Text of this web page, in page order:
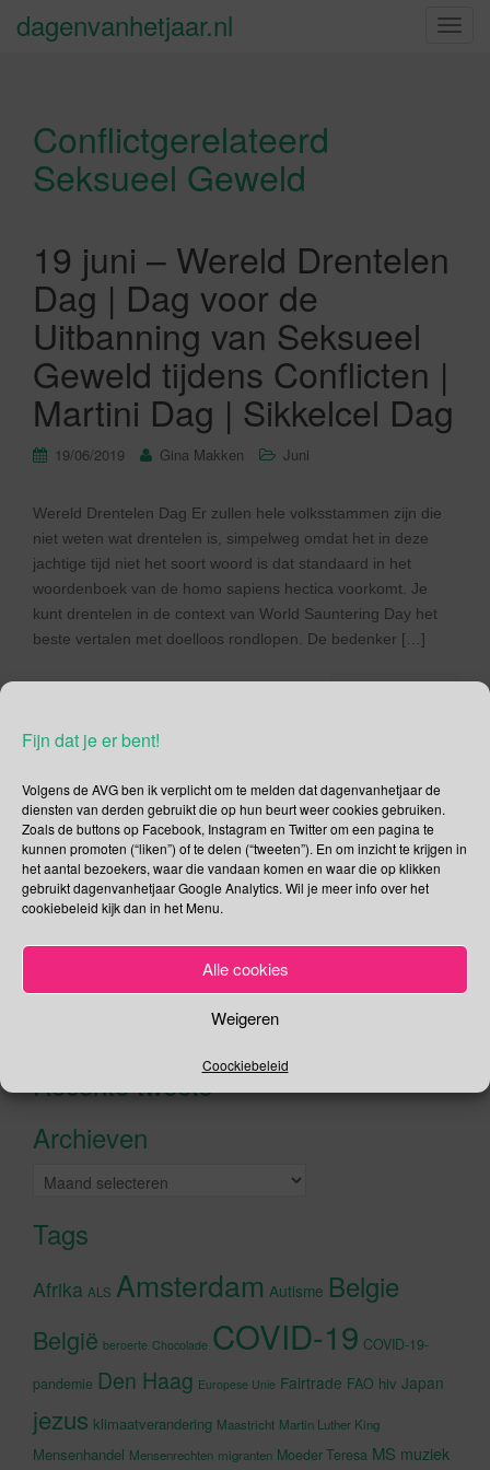
Fijn dat je er bent!
Volgens de AVG ben ik verplicht om te melden dat dagenvanhetjaar de
diensten van derden gebruikt die op hun beurt weer cookies gebruiken.
Zoals de buttons op Facebook, Instagram en Twitter om een pagina te
kunnen promoten (“liken”) of te delen (“tweeten”). En om inzicht te krijgen in
het aantal bezoekers, waar die vandaan komen en waar die op klikken
gebruikt dagenvanhetjaar Google Analytics. Wil je meer info over het
cookiebeleid kijk dan in het Menu.
Alle cookies
Weigeren
Coockiebeleid
S
e
dagenvanhetjaar.nl
Conflictgerelateerd
Seksueel Geweld
19 juni – Wereld Drentelen
Dag | Dag voor de
Uitbanning van Seksueel
Geweld tijdens Conflicten |
Martini Dag | Sikkelcel Dag
19/06/2019 Gina Makken Juni
Wereld Drentelen Dag Er zullen hele volksstammen zijn die
niet weten wat drentelen is, simpelweg omdat het in deze
jachtige tijd niet het soort woord is dat standaard in het
woordenboek van de homo sapiens hectica voorkomt. Je
kunt drentelen in de context van World Sauntering Day het
beste vertalen met doelloos rondlopen. De bedenker […]
Social Media
Je kunt me volgen op
Zoeken
Recente tweets
Archieven
Archieven
Tags
Afrika ALS Amsterdam Autisme Belgie
België beroerte Chocolade COVID-19 COVID-19-
pandemie Den Haag Europese Unie Fairtrade FAO hiv Japan
jezus klimaatverandering Maastricht Martin Luther King
Mensenhandel Mensenrechten migranten Moeder Teresa MS muziek